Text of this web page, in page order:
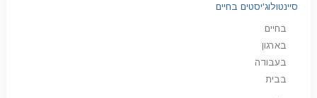
סיינטולוג'יסטים בחיים
בחיים
בארגון
בעבודה
בבית